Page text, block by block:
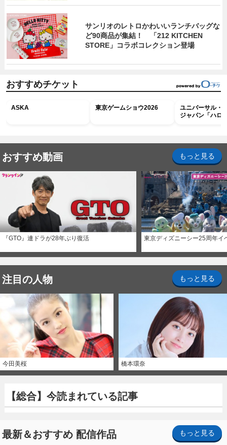
サンリオのレトロかわいいランチバッグな
ど90商品が集結！ 「212 KITCHEN
STORE」コラボコレクション登場
おすすめチケット
ASKA 東京ゲームショウ2026
ユニバーサル・
ジャパン「ハロ
おすすめ動画 もっと見る
『GTO』連ドラが28年ぶり復活 東京ディズニーシー25周年イ
注目の人物 もっと見る
今田美桜 橋本環奈
【総合】今読まれている記事
最新＆おすすめ 配信作品 もっと見る